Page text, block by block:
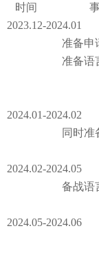
时间
2023.12-
准备申
准备语
2024.01-
同时准
2024.02-
备战语
2024.05-